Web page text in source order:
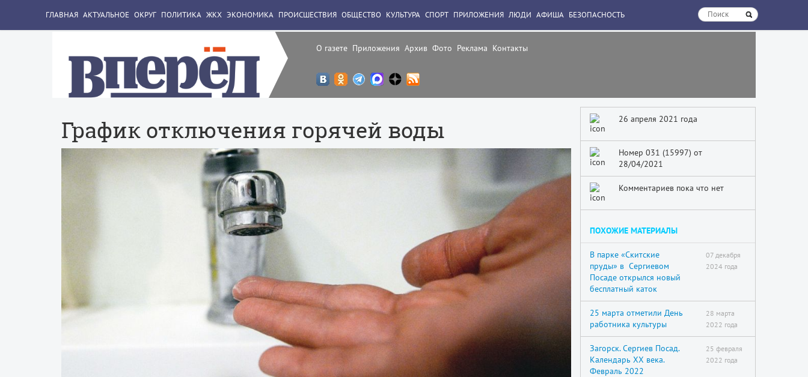
О газете Приложения Архив Фото Реклама Контакты
ГЛАВНАЯ АКТУАЛЬНОЕ ОКРУГ ПОЛИТИКА ЖКХ ЭКОНОМИКА ПРОИСШЕСТВИЯ ОБЩЕСТВО КУЛЬТУРА СПОРТ ПРИЛОЖЕНИЯ ЛЮДИ АФИША БЕЗОПАСНОСТЬ
График отключения горячей воды 26 апреля 2021 года
Номер 031 (15997) от
28/04/2021
Комментариев пока что нет
ПОХОЖИЕ МАТЕРИАЛЫ
В парке «Скитские
пруды» в Сергиевом
Посаде открылся новый
бесплатный каток
07 декабря
2024 года
25 марта отметили День
работника культуры
28 марта
2022 года
Загорск. Сергиев Посад.
Календарь XX века.
Февраль 2022
25 февраля
2022 года